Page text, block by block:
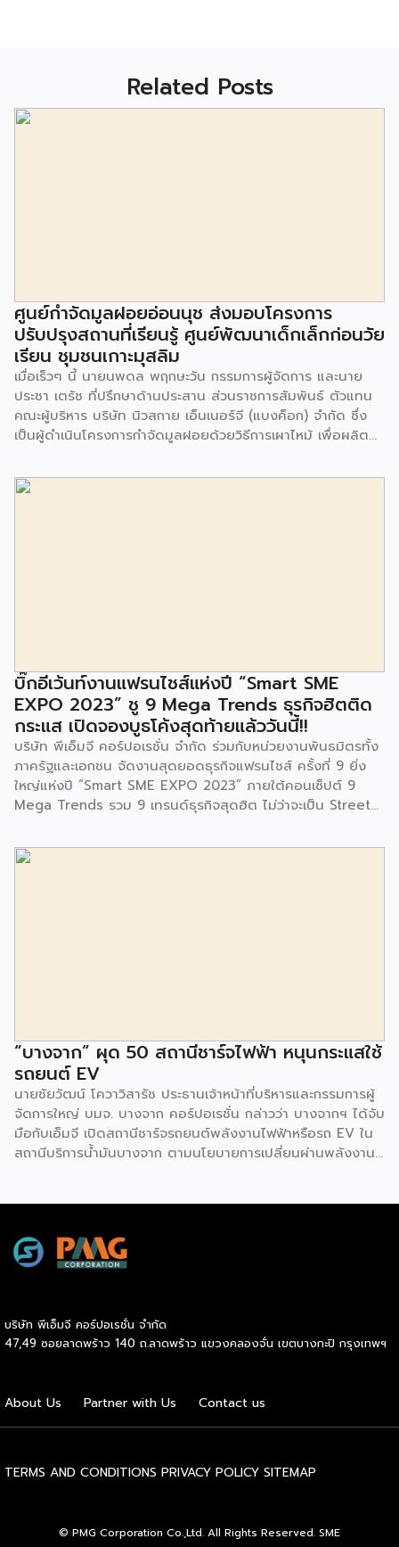
Related Posts
ศูนย์กำจัดมูลฝอยอ่อนนุช ส่งมอบโครงการ
ปรับปรุงสถานที่เรียนรู้ ศูนย์พัฒนาเด็กเล็กก่อนวัย
เรียน ชุมชนเกาะมุสลิม
เมื่อเร็วๆ นี้ นายนพดล พฤกษะวัน กรรมการผู้จัดการ และนาย
ประชา เตรัช ที่ปรึกษาด้านประสาน ส่วนราชการสัมพันธ์ ตัวแทน
คณะผู้บริหาร บริษัท นิวสกาย เอ็นเนอร์จี (แบงค็อก) จํากัด ซึ่ง
เป็นผู้ดำเนินโครงการกำจัดมูลฝอยด้วยวิธีการเผาไหม้ เพื่อผลิต
มูลฝอยอ่อนนุช เป็นประธานในพิธีส่งมอบโครงการปรับปรุงสถาน
ที่เรียนรู้ ศูนย์พัฒนาเด็กเล็ก ก่อนวัยเรียน ชุมชนเกาะมุสลิม แขวง
จนประชาชนในชุมชนและพื้นที่ใกล้เคียง รวมถึงคณะครู ผู้ปกครอง
และนักเรียนจากศูนย์พัฒนาเด็กเล็กก่อนวัยเรียน ชุมชนเกาะมุสลิม
ร่วมเป็นเกียรติในพิธีดังกล่าว โครงการกำจัดมูลฝอยด้วยวิธีการ
เผาไหม้ฯ ยังมีกิจกรรมเพื่อสังคมหรือ CSR อื่นๆ อีกมากมาย กับ
ชุมชนรอบๆ พื้นที่โครงการอย่างต่อเนื่อง อาทิ การลงพื้นที่
ประชาสัมพันธ์ […]
บิ๊กอีเว้นท์งานแฟรนไชส์แห่งปี “Smart SME
EXPO 2023” ชู 9 Mega Trends ธุรกิจฮิตติด
กระแส เปิดจองบูธโค้งสุดท้ายแล้ววันนี้!!
บริษัท พีเอ็มจี คอร์ปอเรชั่น จำกัด ร่วมกับหน่วยงานพันธมิตรทั้ง
ภาครัฐและเอกชน จัดงานสุดยอดธุรกิจแฟรนไชส์ ครั้งที่ 9 ยิ่ง
ใหญ่แห่งปี “Smart SME EXPO 2023” ภายใต้คอนเซ็ปต์ 9
Mega Trends รวม 9 เทรนด์ธุรกิจสุดฮิต ไม่ว่าจะเป็น Street
Trends, Coffee & Beverage Trends, Education Trends,
Health & Wellness Trends, E-Commerce Trends,
“บางจาก” ผุด 50 สถานีชาร์จไฟฟ้า หนุนกระแสใช้
รถยนต์ EV
นายชัยวัฒน์ โควาวิสารัช ประธานเจ้าหน้าที่บริหารและกรรมการผู้
จัดการใหญ่ บมจ. บางจาก คอร์ปอเรชั่น กล่าวว่า บางจากฯ ได้จับ
มือกับเอ็มจี เปิดสถานีชาร์จรถยนต์พลังงานไฟฟ้าหรือรถ EV ใน
สถานีบริการน้ำมันบางจาก ตามนโยบายการเปลี่ยนผ่านพลังงาน
สถานีบริการน้ำมันบางจากมีสถานีชาร์จรถ EV ทั้งในกรุงเทพฯ
และต่างจังหวัด ครอบคลุมทั่วประเทศ .โดยความร่วมมือครั้งนี้
สถานีชาร์จรถยนต์ไฟฟ้า “MG Super Charge” ในสถานีบริการ
น้ำมันบางจาก ครอบคลุมทั้งในเขตกรุงเทพฯ นนทบุรีและ
เดือนตุลาคมเป็นต้นไป .ด้านนายจาง ไห่โป กรรมการผู้จัดการ
บริษัท เอสเอไอซี มอเตอร์ – ซีพี จำกัด และ บริษัท […]
บริษัท พีเอ็มจี คอร์ปอเรชั่น จำกัด
47,49 ซอยลาดพร้าว 140 ถ.ลาดพร้าว แขวงคลองจั่น เขตบางกะปิ กรุงเทพฯ
About Us Partner with Us Contact us
TERMS AND CONDITIONS PRIVACY POLICY SITEMAP
© PMG Corporation Co.,Ltd. All Rights Reserved. SME